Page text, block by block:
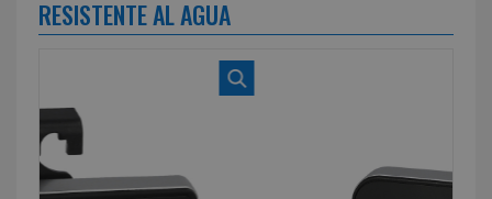
RESISTENTE AL AGUA